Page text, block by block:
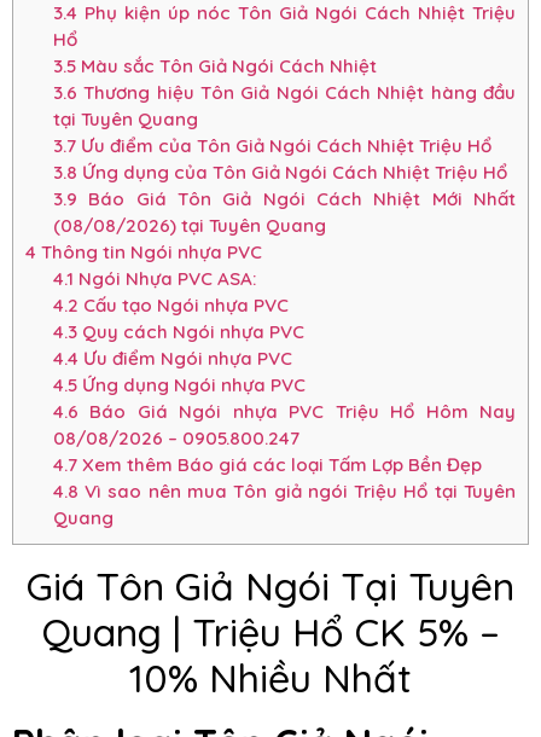
3.4 Phụ kiện úp nóc Tôn Giả Ngói Cách Nhiệt Triệu
Hổ
3.5Màu sắc Tôn Giả Ngói Cách Nhiệt
3.6 Thương hiệu Tôn Giả Ngói Cách Nhiệt hàng đầu
tại Tuyên Quang
3.7Ưu điểm của Tôn Giả Ngói Cách Nhiệt Triệu Hổ
3.8 Ứng dụng của Tôn Giả Ngói Cách Nhiệt Triệu Hổ
3.9 Báo Giá Tôn Giả Ngói Cách Nhiệt Mới Nhất
(08/08/2026) tại Tuyên Quang
4 Thông tin Ngói nhựa PVC
4.1 Ngói Nhựa PVC ASA:
4.2 Cấu tạo Ngói nhựa PVC
4.3Quy cách Ngói nhựa PVC
4.4 Ưu điểm Ngói nhựa PVC
4.5Ứng dụng Ngói nhựa PVC
4.6 Báo Giá Ngói nhựa PVC Triệu Hổ Hôm Nay
08/08/2026 – 0905.800.247
4.7Xem thêm Báo giá các loại Tấm Lợp Bền Đẹp
4.8 Vì sao nên mua Tôn giả ngói Triệu Hổ tại Tuyên
Quang
Giá Tôn Giả Ngói Tại Tuyên
Quang | Triệu Hổ CK 5% –
10% Nhiều Nhất